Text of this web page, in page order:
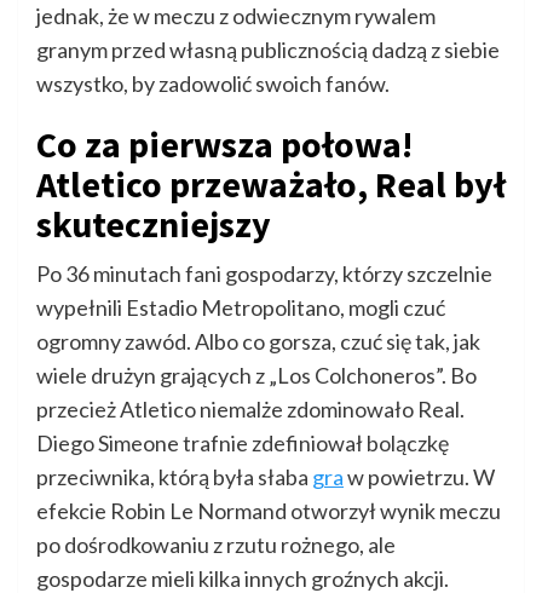
jednak, że w meczu z odwiecznym rywalem
granym przed własną publicznością dadzą z siebie
wszystko, by zadowolić swoich fanów.
Co za pierwsza połowa!
Atletico przeważało, Real był
skuteczniejszy
Po 36 minutach fani gospodarzy, którzy szczelnie
wypełnili Estadio Metropolitano, mogli czuć
ogromny zawód. Albo co gorsza, czuć się tak, jak
wiele drużyn grających z „Los Colchoneros”. Bo
przecież Atletico niemalże zdominowało Real.
Diego Simeone trafnie zdefiniował bolączkę
przeciwnika, którą była słaba graw powietrzu. W
efekcie Robin Le Normand otworzył wynik meczu
po dośrodkowaniu z rzutu rożnego, ale
gospodarze mieli kilka innych groźnych akcji.